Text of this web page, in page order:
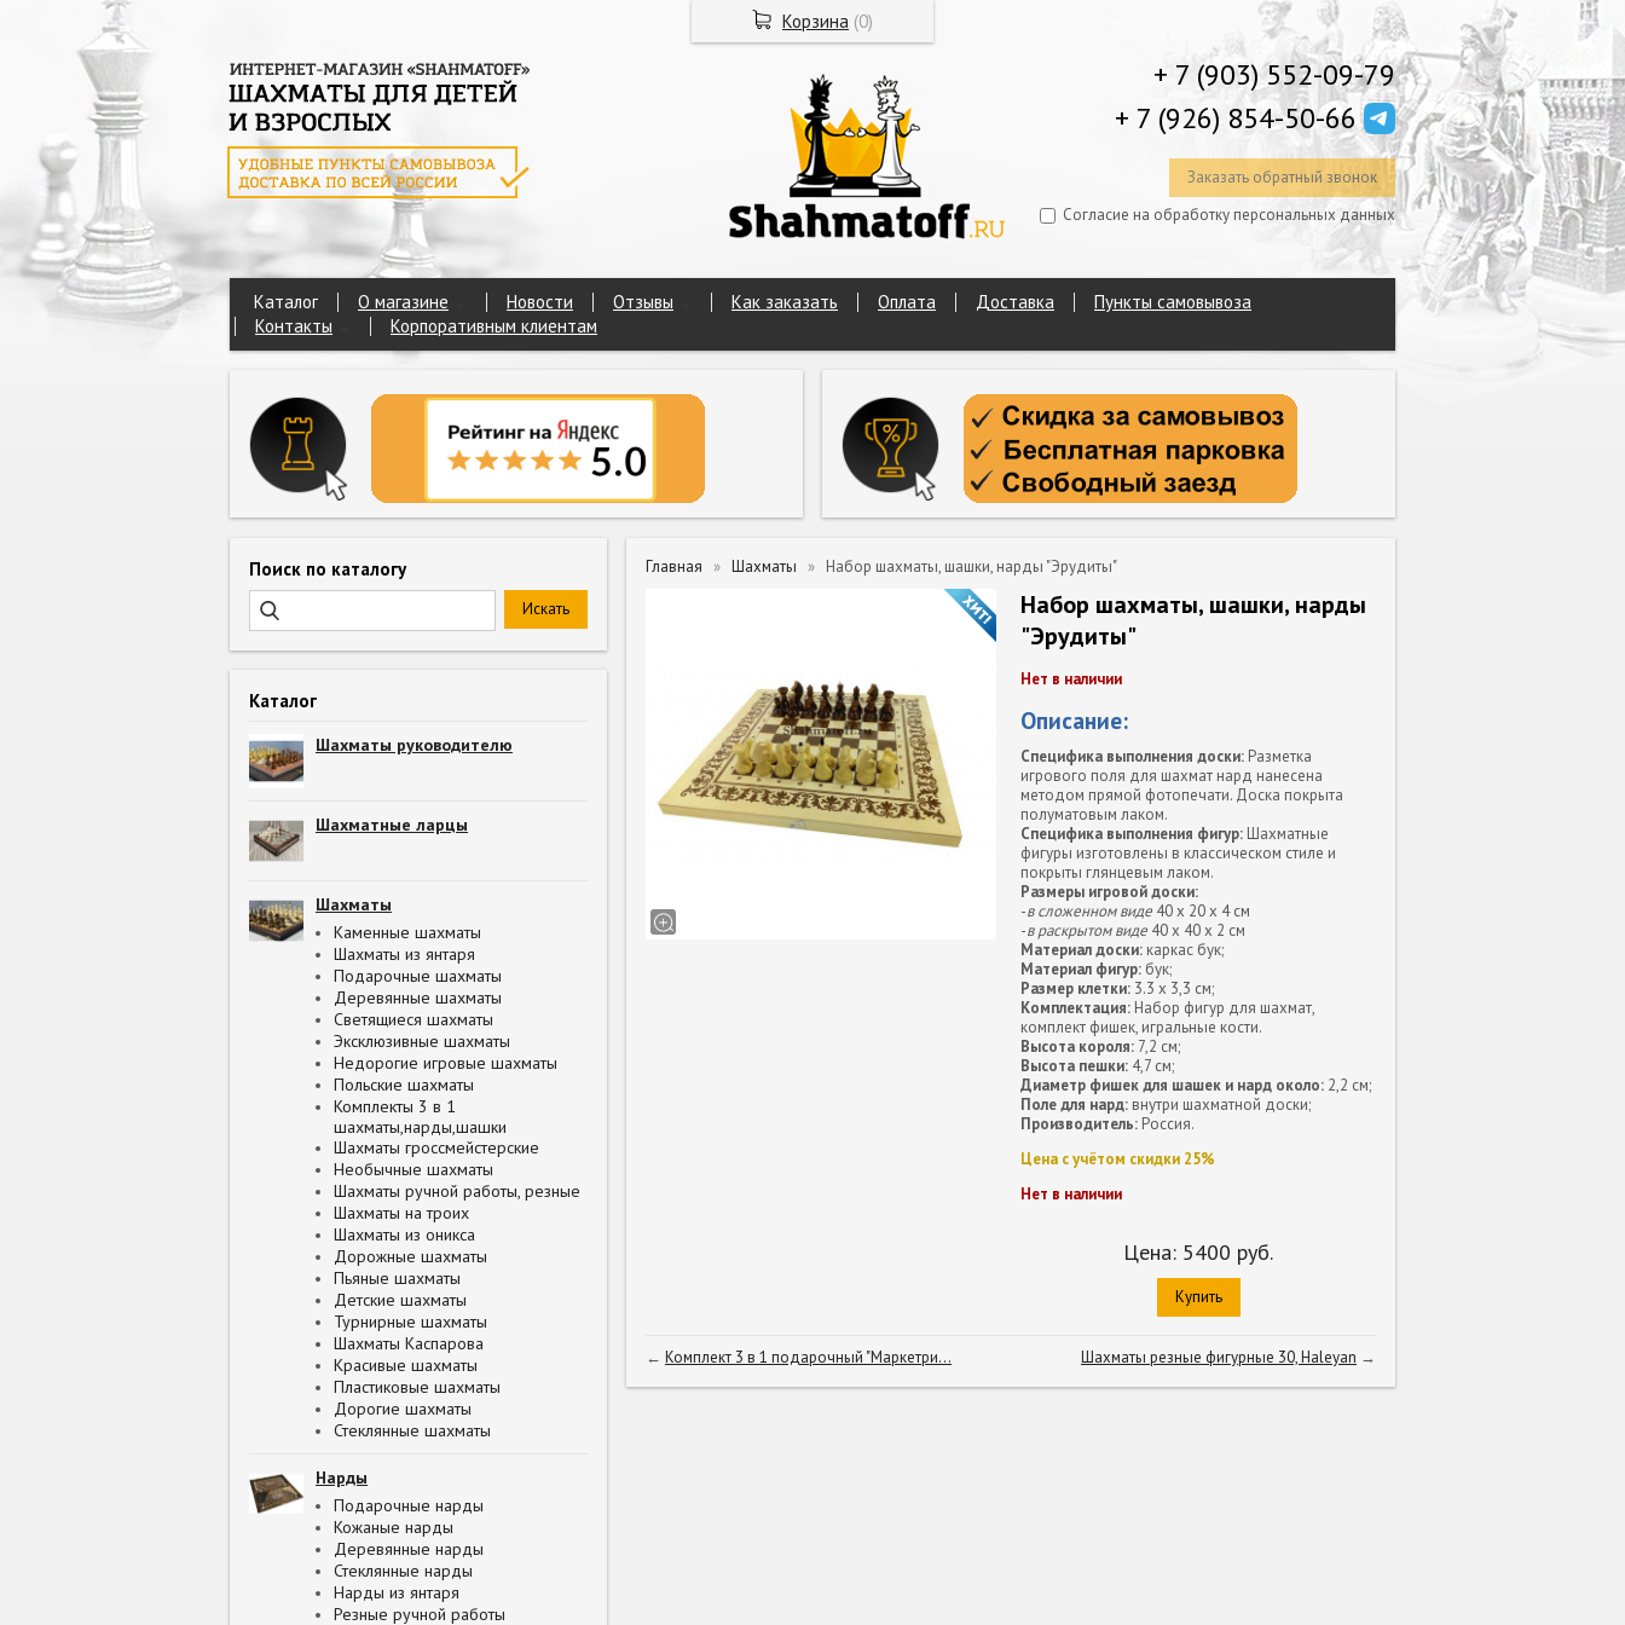
+ 7 (903) 552-09-79
+ 7 (926) 854-50-66
Заказать обратный звонок
Согласие на обработку персональных данных
Каталог О магазине Новости Отзывы Как заказать Оплата Доставка
Пункты самовывоза
Контакты
Корпоративным клиентам
Поиск по каталогу
Каталог
Шахматы руководителю
Шахматные ларцы
Шахматы
Каменные шахматы
Шахматы из янтаря
Подарочные шахматы
Деревянные шахматы
Светящиеся шахматы
Эксклюзивные шахматы
Недорогие игровые шахматы
Польские шахматы
Комплекты 3 в 1
шахматы,нарды,шашки
Шахматы гроссмейстерские
Необычные шахматы
Шахматы ручной работы, резные
Шахматы на троих
Шахматы из оникса
Дорожные шахматы
Пьяные шахматы
Детские шахматы
Турнирные шахматы
Шахматы Каспарова
Красивые шахматы
Пластиковые шахматы
Дорогие шахматы
Стеклянные шахматы
Нарды
Подарочные нарды
Кожаные нарды
Деревянные нарды
Стеклянные нарды
Нарды из янтаря
Резные ручной работы
Главная Шахматы Набор шахматы, шашки, нарды "Эрудиты"
Набор шахматы, шашки, нарды
"Эрудиты"
Нет в наличии
Описание:
Специфика выполнения доски: Разметка
игрового поля для шахмат нард нанесена
методом прямой фотопечати. Доска покрыта
полуматовым лаком.
Специфика выполнения фигур: Шахматные
фигуры изготовлены в классическом стиле и
покрыты глянцевым лаком.
Размеры игровой доски:
-в сложенном виде 40 х 20 х 4 см
-в раскрытом виде 40 х 40 х 2 см
Материал доски: каркас бук;
Материал фигур: бук;
Размер клетки: 3.3 х 3,3 см;
Комплектация: Набор фигур для шахмат,
комплект фишек, игральные кости.
Высота короля: 7,2 см;
Высота пешки: 4,7 см;
Диаметр фишек для шашек и нард около: 2,2 см;
Поле для нард: внутри шахматной доски;
Производитель: Россия.
Цена с учётом скидки 25%
Нет в наличии
Цена: 5400 руб.
Купить
← Комплект 3 в 1 подарочный "Маркетри... Шахматы резные фигурные 30, Haleyan →
Корзина (0)